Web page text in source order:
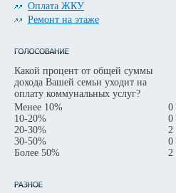
Оплата ЖКУ
Ремонт на этаже
Какой процент от общей суммы
дохода Вашей семьи уходит на
оплату коммунальных услуг?
Менее 10%
0
10-20%
0
20-30%
2
30-50%
0
Более 50%
2